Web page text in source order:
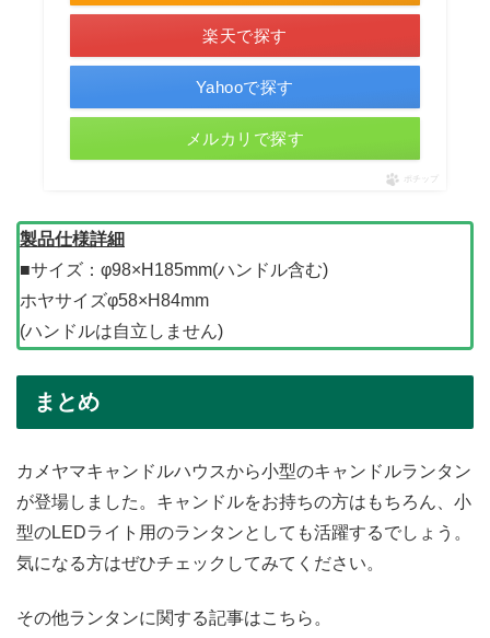
楽天で探す
Yahooで探す
メルカリで探す
ポチップ
製品仕様詳細
■サイズ：φ98×H185mm(ハンドル含む)
ホヤサイズφ58×H84mm
(ハンドルは自立しません)
まとめ
カメヤマキャンドルハウスから小型のキャンドルランタン
が登場しました。キャンドルをお持ちの方はもちろん、小
型のLEDライト用のランタンとしても活躍するでしょう。
気になる方はぜひチェックしてみてください。
その他ランタンに関する記事はこちら。